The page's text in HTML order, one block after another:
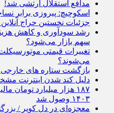
مدافع استقلال ارتشی شد!
اسکوچیچ: پیروزی برابر
جزئیات نخستین حراج
رشد سودآوری و کاهش
سهم بازار می‌شود؟
تغییرات قیمتی
می‌شوند؟
بازگشت ستاره های خارجی
دلیل کند شدن اینترنت
۱۸۷ هزار میلیارد
۱۴۰۳ وصول شد
معجزه‌ای در دل کویر /